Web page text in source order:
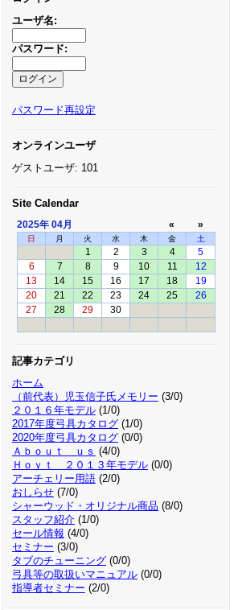
ユーザ名:
パスワード:
パスワード再設定
オンラインユーザ
ゲストユーザ: 101
Site Calendar
2025年 04月 « »
日 月 火 水 木 金 土
1 2 3 4
5
6
7 8 9 10 11
12
13
14 15 16 17 18
19
20
21 22 23 24 25
26
27
28 29 30
記事カテゴリ
ホーム
（前代表）児玉信子氏メモリー (3/0)
２０１６年モデル(1/0)
2017年度弓具カタログ(1/0)
2020年度弓具カタログ(0/0)
Ａｂｏｕｔ ｕｓ (4/0)
Ｈｏｙｔ ２０１３年モデル(0/0)
アーチェリー用語(2/0)
おしらせ(7/0)
シャーウッド・オリジナル商品 (8/0)
スタッフ紹介(1/0)
セール情報 (4/0)
セミナー (3/0)
タブのチューニング(0/0)
弓具等の取扱いマニュアル(0/0)
指導者セミナー (2/0)